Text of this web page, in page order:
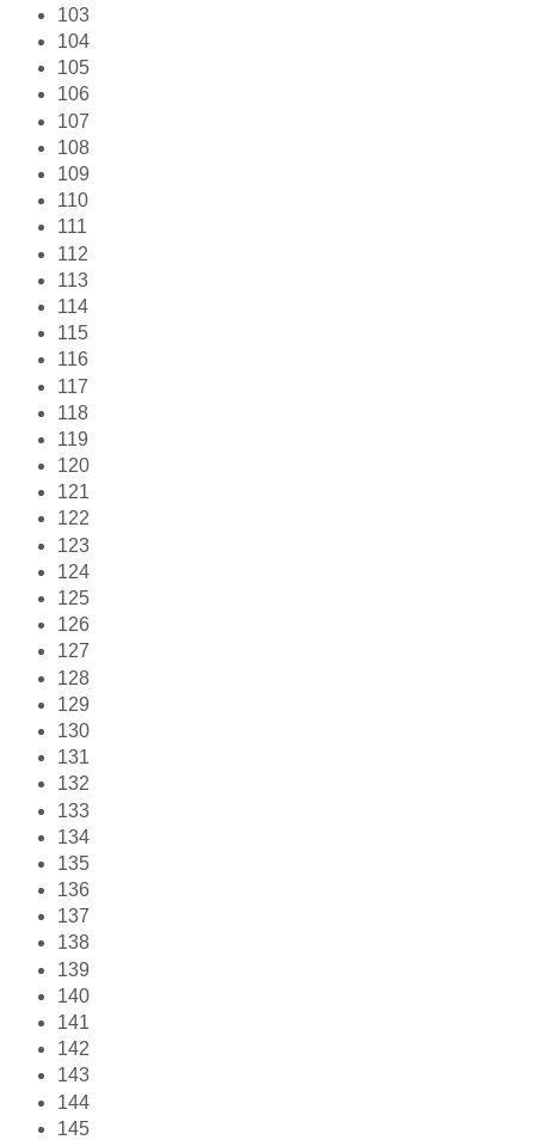
103
104
105
106
107
108
109
110
111
112
113
114
115
116
117
118
119
120
121
122
123
124
125
126
127
128
129
130
131
132
133
134
135
136
137
138
139
140
141
142
143
144
145